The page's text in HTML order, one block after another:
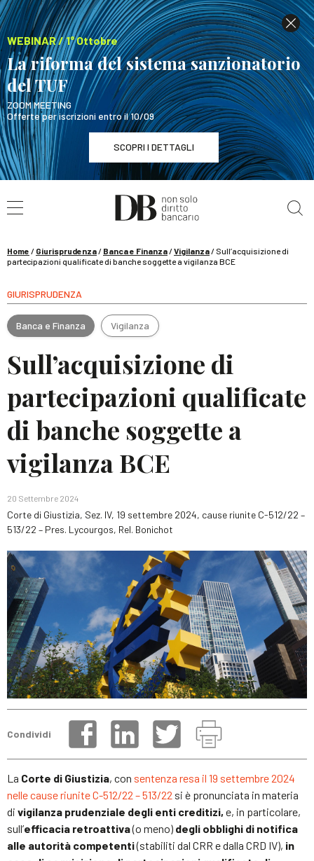
WEBINAR / 1° Ottobre
La riforma del sistema sanzionatorio
del TUF
ZOOM MEETING
Offerte per iscrizioni entro il 10/09
SCOPRI I DETTAGLI
WEBINAR / 1° Ottobre
La riforma del sistema sanzionatorio del TUF
Home / Giurisprudenza/ Banca e Finanza/Vigilanza/ Sull’acquisizione di
partecipazioni qualificate di banche soggette a vigilanza BCE
GIURISPRUDENZA
Banca e Finanza Vigilanza
Sull’acquisizione di
partecipazioni qualificate
di banche soggette a
vigilanza BCE
20 Settembre 2024
Corte di Giustizia, Sez. IV, 19 settembre 2024, cause riunite C-512/22 –
513/22 – Pres. Lycourgos, Rel. Bonichot
Condividi
La Corte di Giustizia, con sentenza resa il 19 settembre 2024
nelle cause riunite C-512/22 – 513/22 si è pronunciata in materia
di vigilanza prudenziale degli enti creditizi, e, in particolare,
sull’efficacia retroattiva(o meno) degli obblighi di notifica
alle autorità competenti(stabiliti dal CRR e dalla CRD IV), in